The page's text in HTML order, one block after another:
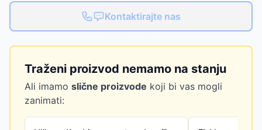
Kontaktirajte nas
Traženi proizvod nemamo na stanju
Ali imamo slične proizvode koji bi vas mogli
zanimati: